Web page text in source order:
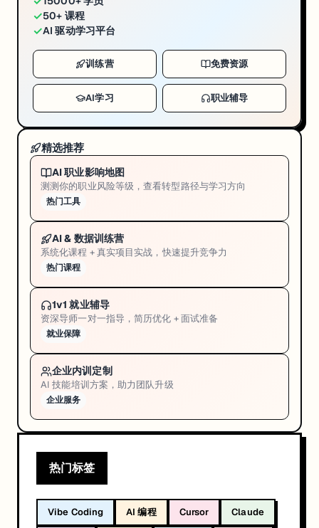
✓50+ 课程
✓AI 驱动学习平台
训练营 免费资源
AI学习 职业辅导
精选推荐
AI 职业影响地图
测测你的职业风险等级，查看转型路径与学习方向
热门工具
AI & 数据训练营
系统化课程 + 真实项目实战，快速提升竞争力
热门课程
1v1 就业辅导
资深导师一对一指导，简历优化 + 面试准备
就业保障
企业内训定制
AI 技能培训方案，助力团队升级
企业服务
热门标签
Vibe Coding AI 编程 Cursor Claude